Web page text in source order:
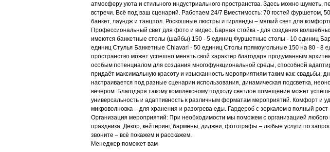
атмосферу уюта и стильного индустриального пространства. Здесь можно шуметь,
встречи. Всё под ваш сценарий. Работаем 24/7 Вместимость: 70 гостей фуршетом,
банкет, лаундж и танцпол. Роскошные люстры и гирлянды – мягкий свет для
Профессиональный свет для фото и видео. Барная стойка - для создания
имеются банкетные столы (шайбы) 150 - 5 единиц Фуршетные столы - 10 единиц
единиц Стулья Банкетные Chiavari - 50 единиц Столы прямоугольные 150 на 80 -
пространство может успешно менять свой характер благодаря продуманным
особым потенциалом для создания многофункциональной среды, способной
придаёт максимальную красоту и изысканность мероприятиям таким как: свадьбы,
настраивается под разные сценарии использования, динамическая подсветка,
вечером. Благодаря такому комплексному подходу светлое помещение может
универсальность и адаптивность к различным форматам мероприятий. Комфорт и
микроволновка – для хранения и разогрева еды. Гардероб с зеркалом в полный
Организация мероприятий: При необходимости мы поможем с организацией
праздника. Декор, кейтеринг, бармены, диджеи, фотографы – любые услуги по
звоните – всё покажем и расскажем.
Менеджер поможет вам